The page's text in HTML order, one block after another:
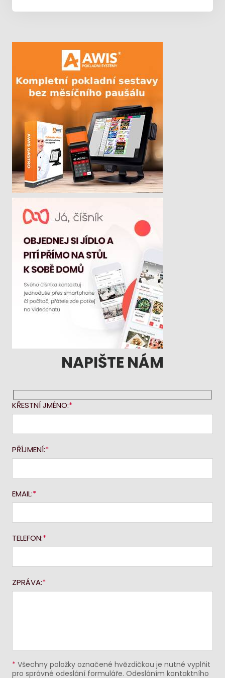
NAPIŠTE NÁM
KŘESTNÍ JMÉNO:
PŘÍJMENÍ:
EMAIL:
TELEFON:
ZPRÁVA:
* Všechny položky označené hvězdičkou je nutné vyplňit
pro správné odeslání formuláře. Odesláním kontaktního